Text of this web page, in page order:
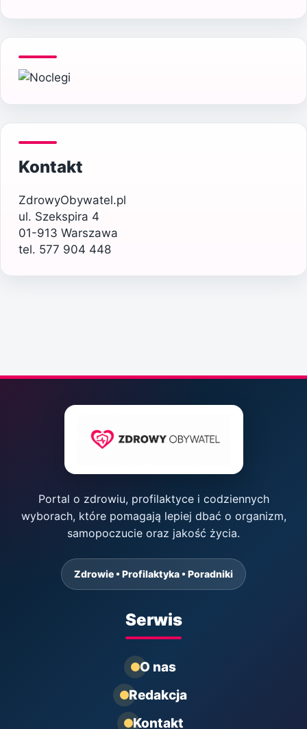
Kontakt
ZdrowyObywatel.pl
ul. Szekspira 4
01-913 Warszawa
tel. 577 904 448
Portal o zdrowiu, profilaktyce i codziennych
wyborach, które pomagają lepiej dbać o organizm,
samopoczucie oraz jakość życia.
Zdrowie • Profilaktyka • Poradniki
Serwis
O nas
Redakcja
Kontakt